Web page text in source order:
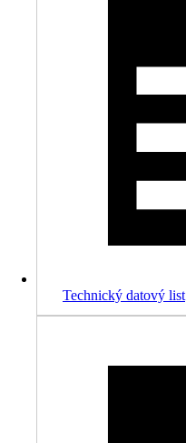
Technický datový list